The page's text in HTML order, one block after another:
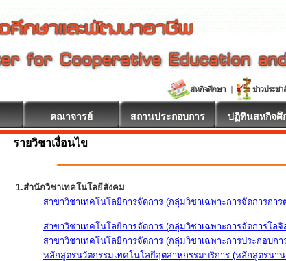
คณาจารย์ สถานประกอบการ ปฏิทินสหกิจศึ
รายวิชาเงื่อนไข
1.สำนักวิชาเทคโนโลยีสังคม
สาขาวิชาเทคโนโลยีการจัดการ (กลุ่มวิชาเฉพาะการจัดการการ
สาขาวิชาเทคโนโลยีการจัดการ (กลุ่มวิชาเฉพาะการจัดการโลจิ
สาขาวิชาเทคโนโลยีการจัดการ (กลุ่มวิชาเฉพาะการประกอบกา
หลักสูตรนวัตกรรมเทคโนโลยีอุตสาหกรรมบริการ (หลักสูตรนา